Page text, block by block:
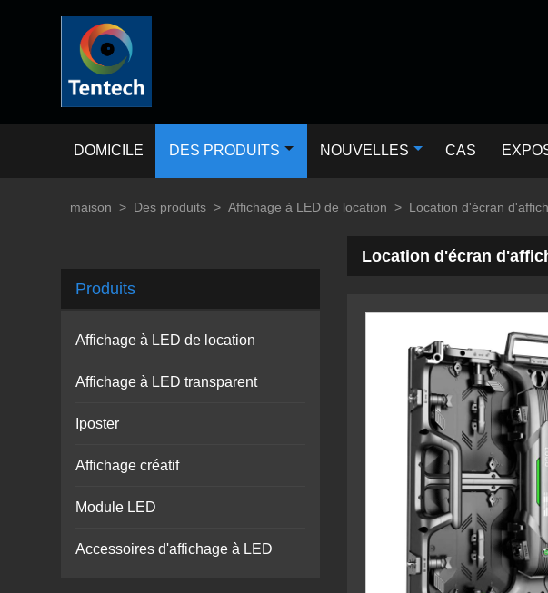
DOMICILE DES PRODUITS NOUVELLES CAS
maison > Des produits > Affichage à LED de location > Location d'écran
Location d'écran
Produits
Affichage à LED de location
Affichage à LED transparent
Iposter
Affichage créatif
Module LED
Accessoires d'affichage à LED